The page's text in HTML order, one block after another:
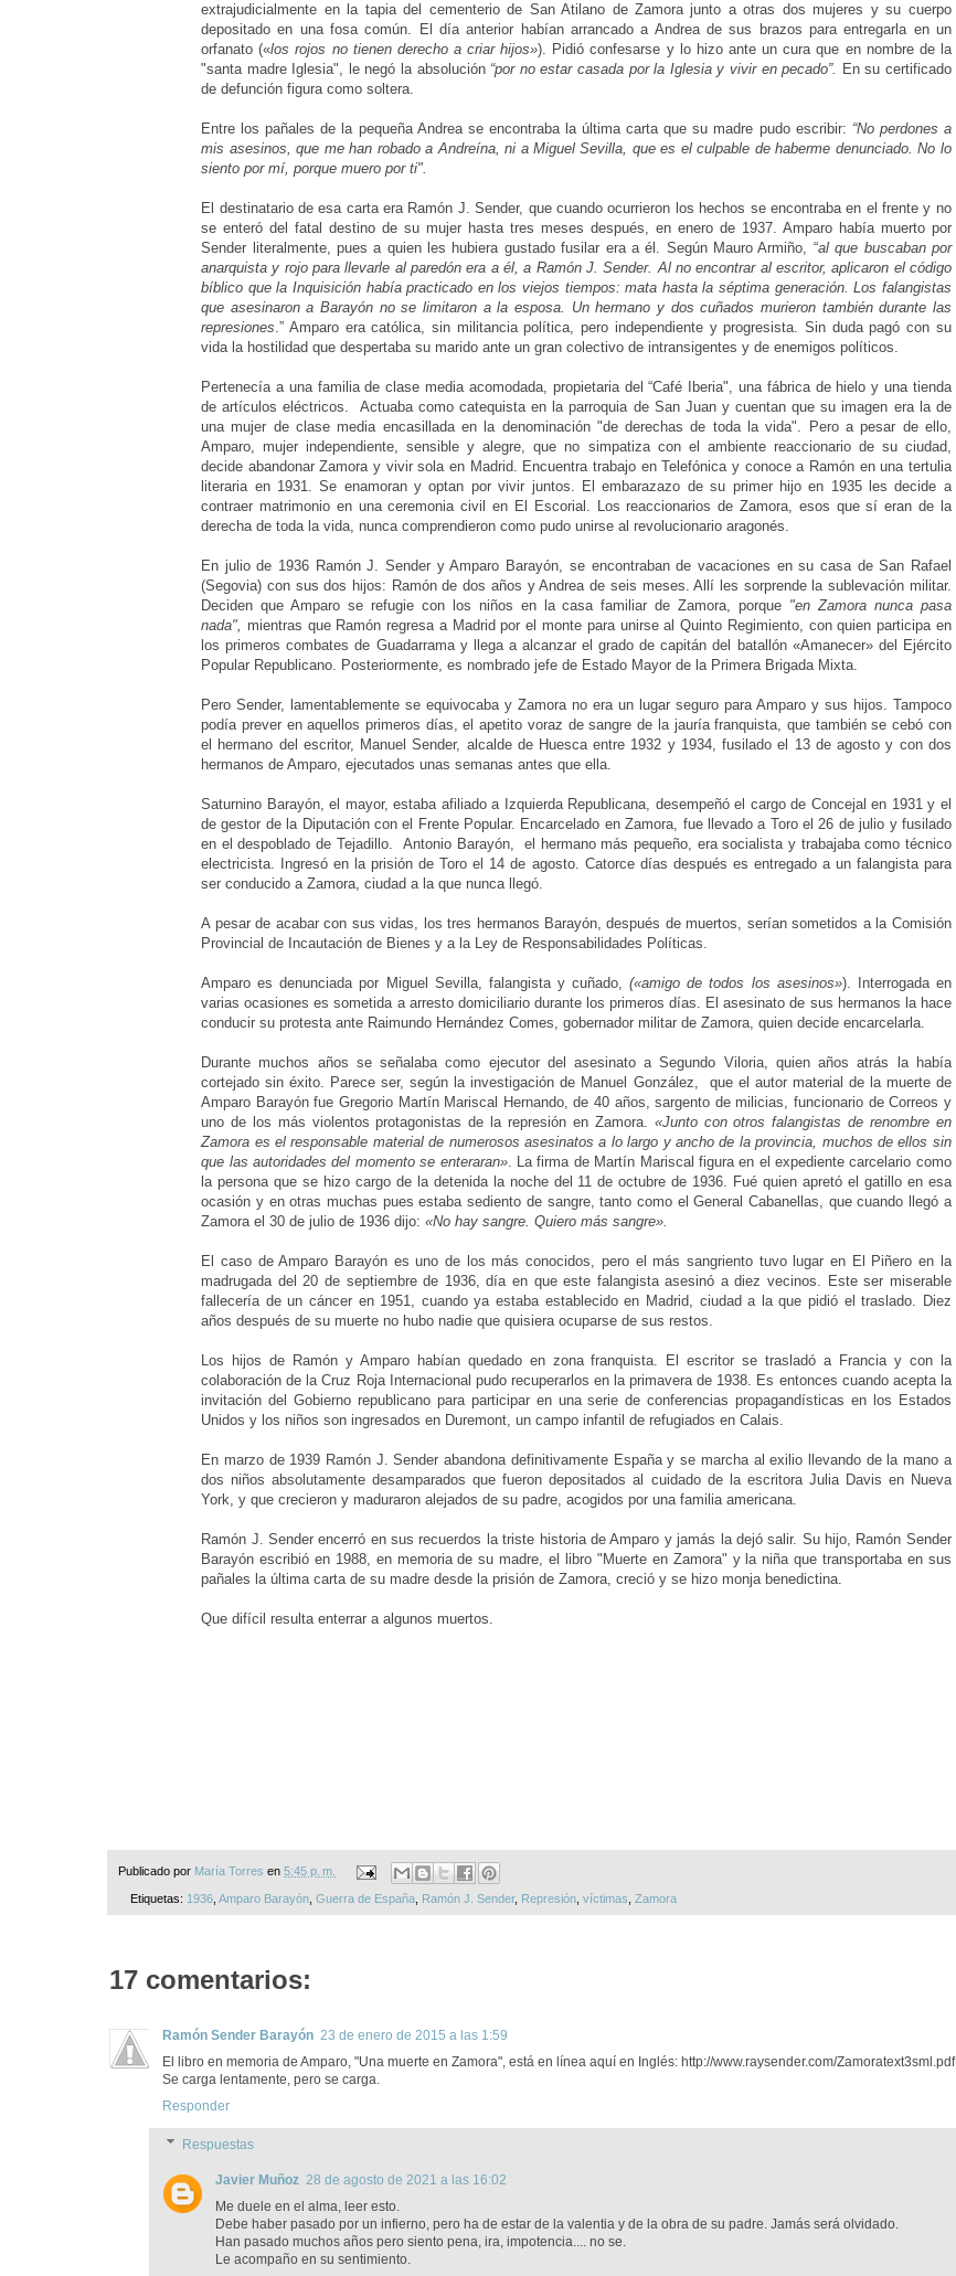
extrajudicialmente en la tapia del cementerio de San Atilano de Zamora junto a otras dos mujeres y su cuerpo
depositado en una fosa común. El día anterior habían arrancado a Andrea de sus brazos para entregarla en un
orfanato («los rojos no tienen dere­cho a criar hijos»). Pidió confesarse y lo hizo ante un cura que en nombre de la
"santa madre Iglesia", le negó la absolución “por no estar casada por la Iglesia y vivir en pecado”. En su certificado
de defunción figura como soltera.
Entre los pañales de la pequeña Andrea se encontraba la última carta que su madre pudo escribir: “No perdones a
mis asesinos, que me han robado a Andreína, ni a Miguel Sevilla, que es el culpable de haberme denunciado. No lo
siento por mí, porque muero por ti".
El destinatario de esa carta era Ramón J. Sender, que cuando ocurrieron los hechos se encontraba en el frente y no
se enteró del fatal destino de su mujer hasta tres meses después, en enero de 1937. Amparo había muerto por
Sender literalmente, pues a quien les hubiera gustado fusilar era a él. Según Mauro Armiño, “al que buscaban por
anarquista y rojo para llevarle al paredón era a él, a Ramón J. Sender. Al no encontrar al escritor, aplicaron el código
bíblico que la Inquisición había practicado en los viejos tiempos: mata hasta la séptima generación. Los falangistas
que asesinaron a Barayón no se limitaron a la esposa. Un hermano y dos cuñados murieron también durante las
represiones.” Amparo era católica, sin militancia política, pero independiente y progresista. Sin duda pagó con su
vida la hostilidad que despertaba su marido ante un gran colectivo de intransigentes y de enemigos políticos.
Pertenecía a una familia de clase media acomodada, propietaria del “Café Iberia", una fábrica de hielo y una tienda
de artículos eléctricos. Actuaba como catequista en la parroquia de San Juan y cuentan que su imagen era la de
una mujer de clase media encasillada en la denominación "de derechas de toda la vida". Pero a pesar de ello,
Amparo, mujerindependiente, sensible y alegre, que no simpatiza con el ambiente reaccionario de su ciudad,
decide abandonar Zamora y vivir sola en Madrid. Encuentra trabajo en Telefónica y conoce a Ramón en una tertulia
literaria en 1931. Se enamoran y optan por vivir juntos. El embarazazo de su primer hijo en 1935 les decide a
contraer matrimonio en una ceremonia civil en El Escorial. Los reaccionarios de Zamora, esos que sí eran de la
derecha de toda la vida, nunca comprendieron como pudo unirse al revolucionario aragonés.
En julio de 1936 Ramón J. Sender y Amparo Barayón, se encontraban de vacaciones en su casa de San Rafael
(Segovia) con sus dos hijos: Ramón de dos años y Andrea de seis meses. Allí les sorprende la sublevación militar.
Deciden que Amparo se refugie con los niños en la casa familiar de Zamora, porque "en Zamora nunca pasa
nada", mientras que Ramón regresa a Madrid por el monte para unirse al Quinto Regimiento, con quien participa en
losprimeros combates de Guadarrama y llega a alcanzar el grado de capitándel batallón «Amanecer» del Ejército
Popular Republicano. Posteriormente, es nombrado jefe de Estado Mayor de la Primera Brigada Mixta.
Pero Sender, lamentablemente se equivocaba y Zamora no era un lugar seguro para Amparo y sus hijos. Tampoco
podía prever en aquellos primeros días, el apetito voraz de sangre de la jauría franquista, que también se cebó con
el hermano del escritor, Manuel Sender, alcalde de Huesca entre 1932 y 1934,fusilado el 13 de agosto y con dos
hermanos de Amparo, ejecutados unas semanas antes que ella.
Saturnino Barayón, el mayor, estaba afiliado a Izquierda Republicana, desempeñó el cargo de Concejal en 1931 y el
de gestor de la Diputación con el Frente Popular. Encarcelado en Zamora, fue llevado a Toro el 26 de julio y fusilado
en el despoblado de Tejadillo. Antonio Barayón, el hermano más pequeño, era socialista y trabajaba como técnico
electricista. Ingresó en la prisión de Toro el 14 de agosto. Catorce días después es entregado a un falangista para
ser conducido a Zamora, ciudad a la que nunca llegó.
A pesar de acabar con sus vidas, los tres hermanos Barayón, después de muertos, serían sometidos a la Comisión
Provincial de Incautación de Bienes y a la Ley de Responsabilidades Políticas.
Amparo es denunciada por Miguel Sevilla, falangista y cuñado,(«amigo de todos los asesinos»). I nterrogada en
varias ocasiones es sometida a arresto domiciliario durante los primeros días. El asesinato de sus hermanos la hace
conducir su protesta ante Raimundo Hernández Comes, gobernador militar de Zamora, quien decide encarcelarla.
Durante muchos años se señalabacomo ejecutor del asesinato a Segundo Viloria, quien años atrás la había
cortejado sin éxito. Parece ser, según la investigación de Manuel González, que el autor material de la muerte de
Amparo Barayón fue Gregorio Martín Mariscal Hernando, de 40 años, sargento de milicias, funcionario de Correos y
uno de los más violentos protagonistas de la represión en Zamora. «Junto con otros falangistas de renombre en
Zamora es el responsable material de numerosos asesinatos a lo largo y ancho de la provincia, muchos de ellos sin
que las autoridades del momento se enteraran». La firma de Martín Mariscal figura en el expediente carcelario como
la persona que se hizo cargo de la detenida la noche del 11 de octubre de 1936. Fué quien apretó el gatillo en esa
ocasión y en otras muchas pues estaba sediento de sangre, tanto como el General Cabanellas, que cuando llegó a
Zamora el 30 de julio de 1936 dijo: «No hay sangre. Quiero más sangre».
El caso de Amparo Barayón es uno de los más conocidos, pero el más sangriento tuvo lugar en El Piñero en la
madrugada del 20 de septiembre de 1936, día en que este falangista asesinó a diez vecinos. Este ser miserable
fallecería de un cáncer en 1951, cuando ya estaba establecido en Madrid, ciudad a la que pidió el traslado. Diez
años después de su muerte no hubo nadie que quisiera ocuparse de sus restos.
Los hijos de Ramón y Amparo habían quedado en zona franquista. El escritor se trasladó a Francia y con la
colaboración de la Cruz Roja Internacional pudo recuperarlos en la primavera de 1938. Es entonces cuando acepta la
invitación del Gobierno republicano para participar en una serie de conferencias propagandísticas en los Estados
Unidos y los niños soningresados en Duremont, un campo infantil de refugiados en Calais.
En marzo de 1939 Ramón J. Sender abandona definitivamente España y se marcha al exilio llevando de la mano a
dos niños absolutamente desamparados que fueron depositados al cuidado de la escritora Julia Davis en Nueva
York, y que crecieron y maduraron alejados de su padre, acogidos por una familia americana.
Ramón J. Sender encerró en sus recuerdos la triste historia de Amparo y jamás la dejó salir. Su hijo, Ramón Sender
Barayón escribió en 1988, en memoria de su madre, el libro "Muerte en Zamora" y la niña que transportaba en sus
pañales la última carta de su madre desde la prisión de Zamora, creció y se hizo monja benedictina.
Que difícil resulta enterrar a algunos muertos.
Publicado por María Torres en 5:45 p. m.
Etiquetas: 1936, Amparo Barayón, Guerra de España, Ramón J. Sender, Represión, víctimas Zamora
17 comentarios:
Ramón Sender Barayón 23 de enero de 2015 a las 1:59
El libro en memoria de Amparo, "Una muerte en Zamora", está en línea aquí en Inglés: http://www.raysender.com/Zamoratext3sml.pdf
Se carga lentamente, pero se carga.
Responder
Respuestas
Javier Muñoz 28 de agosto de 2021 a las 16:02
Me duele en el alma, leer esto.
Debe haber pasado por un infierno, pero ha de estar de la valentia y de la obra de su padre. Jamás será olvidado.
Han pasado muchos años pero siento pena, ira, impotencia.... no se.
Le acompaño en su sentimiento.